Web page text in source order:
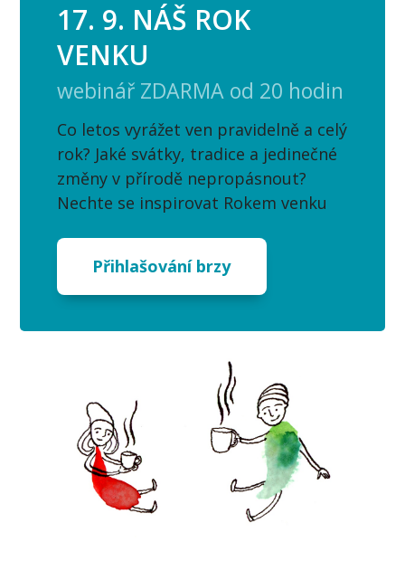
17. 9. NÁŠ ROK
VENKU
webinář ZDARMA od 20 hodin
Co letos vyrážet ven pravidelně a celý
rok? Jaké svátky, tradice a jedinečné
změny v přírodě nepropásnout?
Nechte se inspirovat Rokem venku
Přihlašování brzy